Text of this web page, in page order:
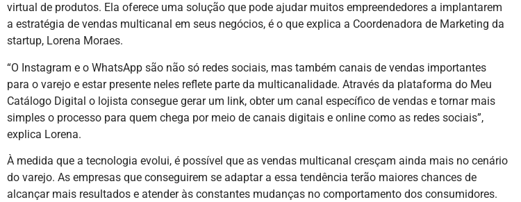
virtual de produtos. Ela oferece uma solução que pode ajudar muitos empreendedores a implantarem
a estratégia de vendas multicanal em seus negócios, é o que explica a Coordenadora de Marketing da
startup, Lorena Moraes.
“O Instagram e o WhatsApp são não só redes sociais, mas também canais de vendas importantes
para o varejo e estar presente neles reflete parte da multicanalidade. Através da plataforma do Meu
Catálogo Digital o lojista consegue gerar um link, obter um canal específico de vendas e tornar mais
simples o processo para quem chega por meio de canais digitais e online como as redes sociais”,
explica Lorena.
À medida que a tecnologia evolui, é possível que as vendas multicanal cresçam ainda mais no cenário
do varejo. As empresas que conseguirem se adaptar a essa tendência terão maiores chances de
alcançar mais resultados e atender às constantes mudanças no comportamento dos consumidores.